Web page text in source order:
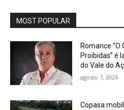
MOST POPULAR
Romance “O
Proibidas” é
do Vale do
agosto 7, 2026
Copasa